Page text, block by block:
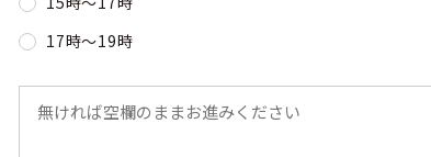
17時～19時